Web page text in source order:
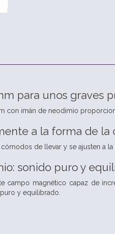
para unos graves
con imán de neodimio
a la forma de la
de llevar y se ajusten a
sonido puro y
campo magnético capaz de
y equilibrado.